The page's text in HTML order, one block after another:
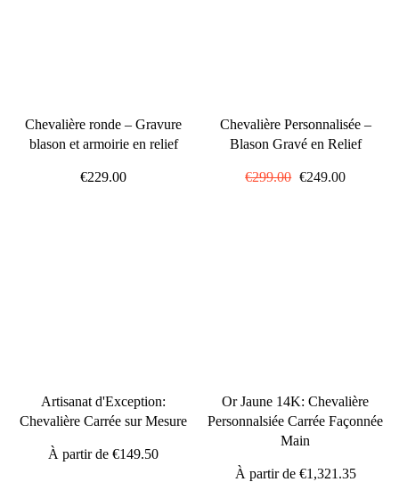
Chevalière ronde – Gravure
blason et armoirie en relief
€229.00
Chevalière Personnalisée –
Blason Gravé en Relief
Prix
€299.00 Prix
€249.00
Artisanat d'Exception:
Chevalière Carrée sur Mesure
À partir de€149.50
Or Jaune 14K: Chevalière
Personnalsiée Carrée Façonnée
Main
À partir de €1,321.35